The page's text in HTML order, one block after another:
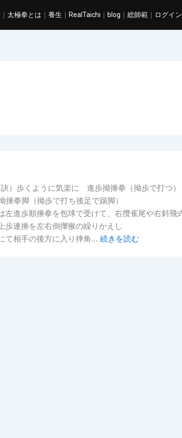
｜ 太極拳とは ｜ 養生 ｜ RealTaichi ｜ blog ｜ 総師範 ｜ ログイン
歩くように気楽に 進歩拗捶拳（拗歩で打つ）
拳脚（拗歩で打ち後足で踢脚）
進歩順捶拳を包球で受けて、右攬雀尾や右斜飛
連捶を左右倒攆猴の繰りかえし
相手の後方に入り摔角… 続きを読む